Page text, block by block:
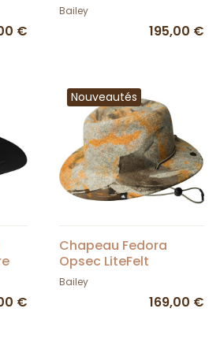
€
Bailey
Bailey
195,00 €
€
Nouveautés
Chapeau Fedora
Opsec LiteFelt
Camouflage - Bailey
Bailey
169,00 €